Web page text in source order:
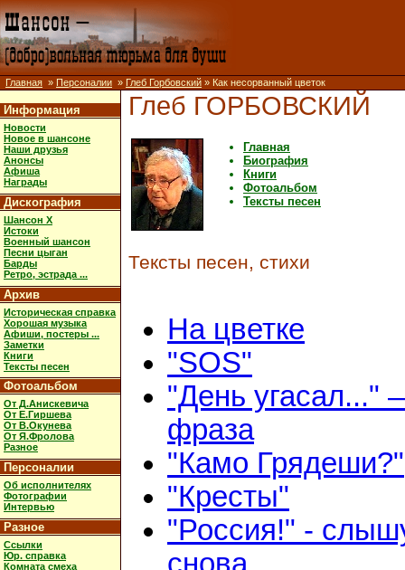
Главная » Персоналии » Глеб Горбовский » Как несорванный цветок
Информация
Новости
Новое в шансоне
Наши друзья
Анонсы
Афиша
Награды
Дискография
Шансон X
Истоки
Военный шансон
Песни цыган
Барды
Ретро, эстрада ...
Архив
Историческая справка
Хорошая музыка
Афиши, постеры ...
Заметки
Книги
Тексты песен
Фотоальбом
От Д.Анискевича
От Е.Гиршева
От В.Окунева
От Я.Фролова
Разное
Персоналии
Об исполнителях
Фотографии
Интервью
Разное
Ссылки
Юр. справка
Комната смеха
Глеб ГОРБОВСКИЙ
Главная
Биография
Книги
Фотоальбом
Тексты песен
Тексты песен, стихи
На цветке
"SOS"
"День угасал..."
фраза
"Камо Грядеши?"
"Кресты"
"Россия!" -